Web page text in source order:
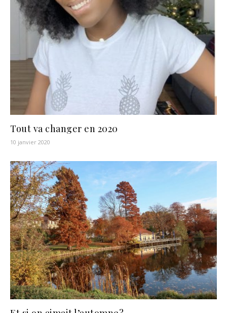
Tout va changer en 2020
10 janvier 2020